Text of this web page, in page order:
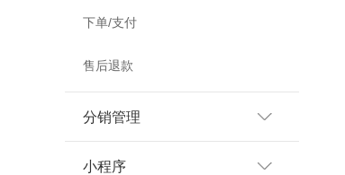
下单/支付
售后退款
分销管理
小程序